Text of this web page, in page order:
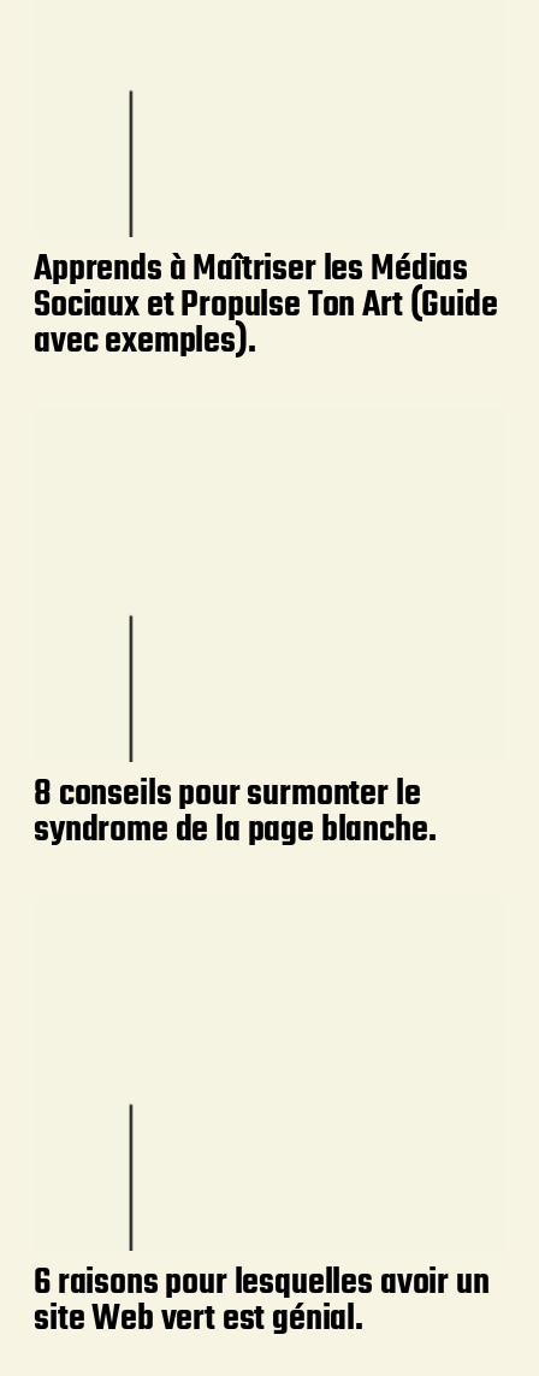
Apprends à Maîtriser les Médias
Sociaux et Propulse Ton Art (Guide
avec exemples).
8 conseils pour surmonter le
syndrome de la page blanche.
6 raisons pour lesquelles avoir un
site Web vert est génial.